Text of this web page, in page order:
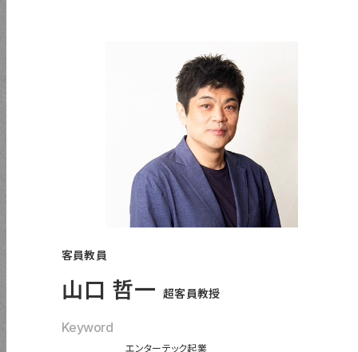
客員教員
山口 哲一 超客員教授
Keyword
エンターテック起業
在学生の方（システムリンク集）
よくある質問
サイトポリシー
プライバシーポリシー
サイトマップ
資料請求
お問い合わせ